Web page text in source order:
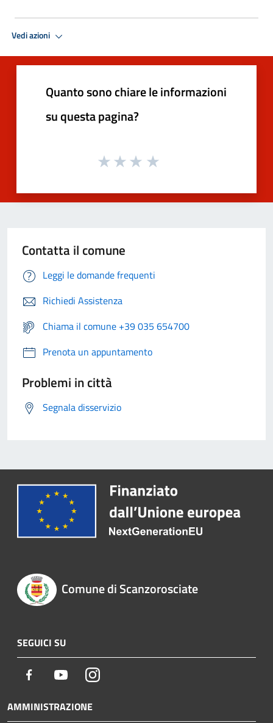
Vedi azioni
Quanto sono chiare le informazioni
su questa pagina?
Contatta il comune
Leggi le domande frequenti
Richiedi Assistenza
Chiama il comune +39 035 654700
Prenota un appuntamento
Problemi in città
Segnala disservizio
Comune di Scanzorosciate
SEGUICI SU
Facebook YoutubeInstagram
AMMINISTRAZIONE